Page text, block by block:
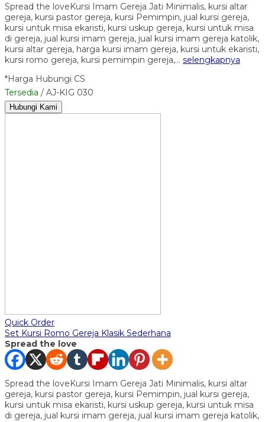
Spread the loveKursi Imam Gereja Jati Minimalis, kursi altar
gereja, kursi pastor gereja, kursi Pemimpin, jual kursi gereja,
kursi untuk misa ekaristi, kursi uskup gereja, kursi untuk misa
di gereja, jual kursi imam gereja, jual kursi imam gereja katolik,
kursi altar gereja, harga kursi imam gereja, kursi untuk ekaristi,
kursi romo gereja, kursi pemimpin gereja,… selengkapnya
*Harga Hubungi CS
Tersedia / AJ-KIG 030
Hubungi Kami
Quick Order
Set Kursi Romo Gereja Klasik Sederhana
Spread the love
Spread the loveKursi Imam Gereja Jati Minimalis, kursi altar
gereja, kursi pastor gereja, kursi Pemimpin, jual kursi gereja,
kursi untuk misa ekaristi, kursi uskup gereja, kursi untuk misa
di gereja, jual kursi imam gereja, jual kursi imam gereja katolik,